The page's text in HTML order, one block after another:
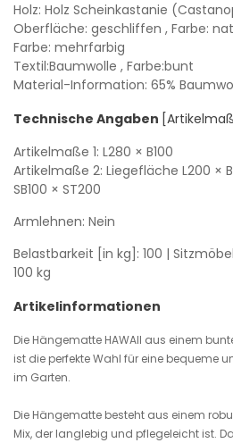
Holz: Holz Scheinkastanie
Oberfläche: geschliffen , Farbe:
Farbe: mehrfarbig
Textil:Baumwolle , Farbe:bunt
Material-Information: 65%
Technische Angaben
Artikelmaße 1: L280 × B100
Artikelmaße 2: Liegefläche L200 ×
SB100 × ST200
Armlehnen: Nein
Belastbarkeit [in kg]: 100 |
100 kg
Artikelinformationen
Die Hängematte HAWAII aus einem
ist die perfekte Wahl für eine bequeme
im Garten.
Die Hängematte besteht aus einem
Mix, der langlebig und pflegeleicht ist.